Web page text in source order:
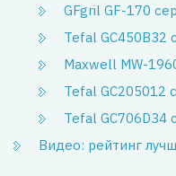
GFgril GF-170
Tefal GC450B32
Maxwell MW-
Tefal GC205012
Tefal GC706D34
Видео: рейтинг